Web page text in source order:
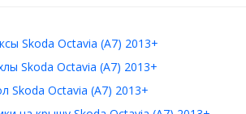
Skoda Octavia (A7) 2013+
Skoda Octavia (A7) 2013+
Skoda Octavia (A7) 2013+